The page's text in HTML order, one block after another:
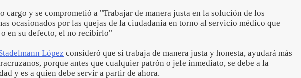
cargo y se comprometió a "Trabajar de manera justa en la solución de los
ocasionados por las quejas de la ciudadanía en torno al servicio médico que
en su defecto, el no recibirlo"
López consideró que si trabaja de manera justa y honesta, ayudará más
porque antes que cualquier patrón o jefe inmediato, se debe a la
y es a quien debe servir a partir de ahora.